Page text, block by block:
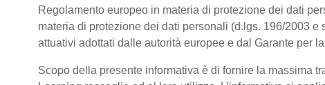
Regolamento europeo in materia di protezione dei dati
materia di protezione dei dati personali (d.lgs. 196/2003
attuativi adottati dalle autorità europee e dal Garante per
Scopo della presente informativa è di fornire la massima